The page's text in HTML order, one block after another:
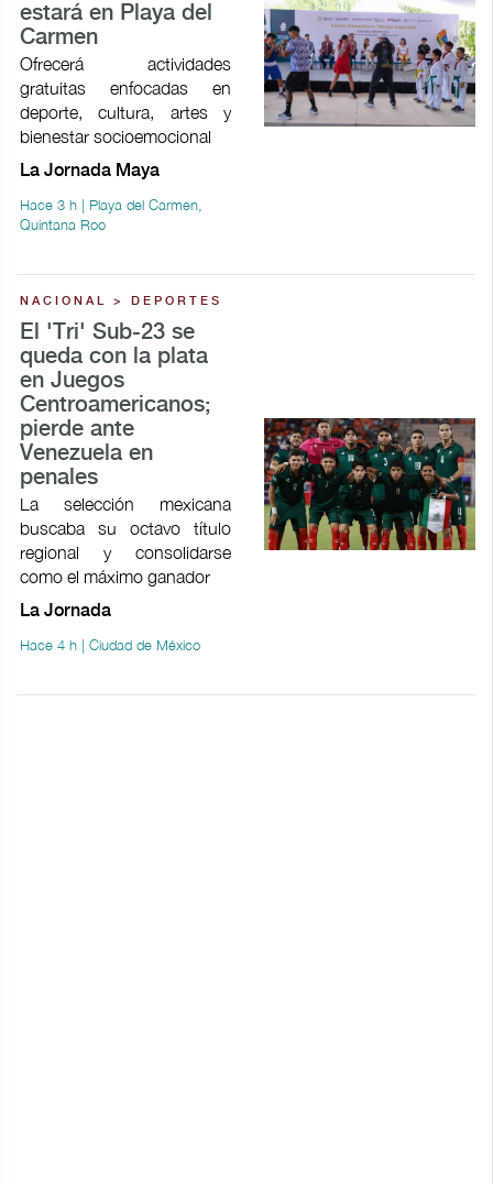
estará en Playa del
Carmen
Ofrecerá actividades
gratuitas enfocadas en
deporte, cultura, artes y
bienestar socioemocional
La Jornada Maya
Hace 3 h | Playa del Carmen,
Quintana Roo
NACIONAL > DEPORTES
El 'Tri' Sub-23 se
queda con la plata
en Juegos
Centroamericanos;
pierde ante
Venezuela en
penales
La selección mexicana
buscaba su octavo título
regional y consolidarse
como el máximo ganador
La Jornada
Hace 4 h | Ciudad de México